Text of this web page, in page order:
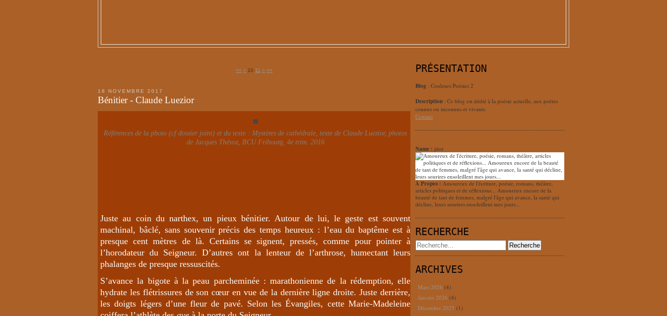
<< < 10 11 > >>
18 NOVEMBRE 2017
Bénitier - Claude Luezior
Références de la photo (cf dossier joint) et du texte : Mystères de cathédrale, texte de Claude Luezior, photos
de Jacques Thévoz, BCU Fribourg, 4e trim. 2016
Juste au coin du narthex, un pieux bénitier. Autour de lui, le geste est souvent
machinal, bâclé, sans souvenir précis des temps heureux : l’eau du baptême est à
presque cent mètres de là. Certains se signent, pressés, comme pour pointer à
l’horodateur du Seigneur. D’autres ont la lenteur de l’arthrose, humectant leurs
phalanges de presque ressuscités.
S’avance la bigote à la peau parcheminée : marathonienne de la rédemption, elle
hydrate les flétrissures de son cœur en vue de la dernière ligne droite. Juste derrière,
les doigts légers d’une fleur de pavé. Selon les Évangiles, cette Marie-Madeleine
PRÉSENTATION
Blog : Couleurs Poésies 2
Description : Ce blog est dédié à la poésie actuelle, aux poètes
connus ou inconnus et vivants.
Contact
Name : jdor
À Propos : Amoureux de l'écriture, poésie, romans, théâtre,
articles politiques et de réflexions... Amoureux encore de la
beauté de tant de femmes, malgré l'âge qui avance, la santé qui
décline, leurs sourires ensoleillent mes jours...
RECHERCHE
ARCHIVES
Mars 2026 (4)
Janvier 2026 (4)
Décembre 2025 (1)